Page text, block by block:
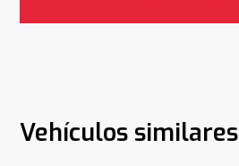
Vehículos similares